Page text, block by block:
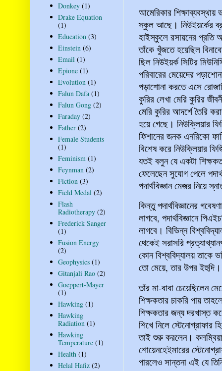
আমেরিকার
স্কুল আছে। নিউইয়র্কের
হাইস্কুলে রসায়নের প্রতি
তাঁকে খুঁজতে হয়েছিল
ছিল নিউইয়র্ক সিটির
পরিবারের মেয়েদের
পড়াশোনা করতে এসে
কুরির লেখা মেরি কুরির
মেরি কুরির আদর্শে তৈরি
হয়ে গেছে। নিউক্লিয়ার
ফিশানের জনক এনরিকো
বিশেষ করে নিউক্লিয়ার
যতই বলুন যে একটা
ফেলেছেন সুযোগ পেলে
পদার্থবিজ্ঞান মেজর নিয়ে
কিন্তু পদার্থবিজ্ঞানের
লাগবে, পদার্থবিজ্ঞানে
লাগবে। বিভিন্ন
থেকেই সরাসরি
কোন বিশ্ববিদ্যালয় তাকে
তো মেয়ে, তার উপর
তাঁর মা-বাবা চেয়েছিলেন
শিক্ষকতার চাকরি পায়
শিক্ষকতার জন্য দরখাস্ত
শিখে নিলে স্টেনোগ্রাফার
তাই শুরু করলেন। কলম্বিয়া
শোয়েনহেইমারের
পারলেও সান্তনা এই যে
Donkey (1)
Drake Equation
(1)
Education (3)
Einstein (6)
Email (1)
Epione (1)
Evolution (1)
Falun Dafa (1)
Falun Gong (2)
Faraday (2)
Father (2)
Female Students
(1)
Feminism (1)
Feynman (2)
Fiction (3)
Field Medal (2)
Flash
Radiotherapy (2)
Frederick Sanger
(1)
Fusion Energy
(2)
Geophysics (1)
Gitanjali Rao (2)
Goeppert-Mayer
(1)
Hawking (1)
Hawking
Radiation (1)
Hawking
Temperature (1)
Health (1)
Helal Hafiz (2)